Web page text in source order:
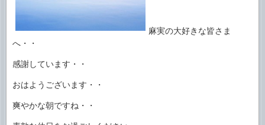
麻実の大好きな皆さま
へ・・
感謝しています・・
おはようございます・・
爽やかな朝ですね・・